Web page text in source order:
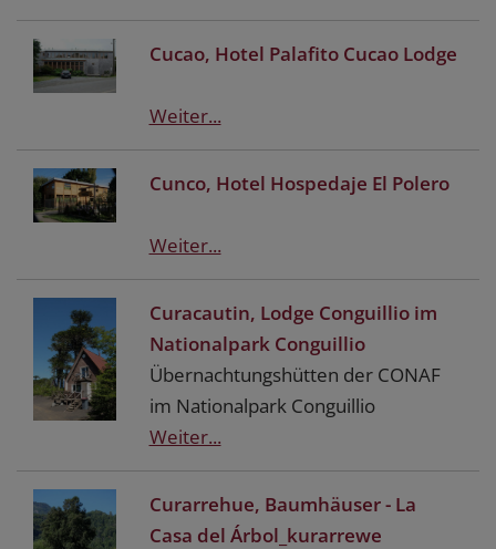
Cucao, Hotel Palafito Cucao Lodge
Weiter...
Cunco, Hotel Hospedaje El Polero
Weiter...
Curacautin, Lodge Conguillio im
Nationalpark Conguillio
Übernachtungshütten der CONAF
im Nationalpark Conguillio
Weiter...
Curarrehue, Baumhäuser - La
Casa del Árbol_kurarrewe